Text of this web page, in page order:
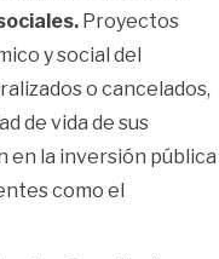
Proyectos
y social del
o cancelados,
de vida de sus
en la inversión pública
como el